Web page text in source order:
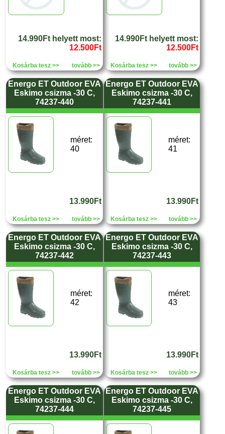
14.990Ft helyett most:
12.500Ft
Kosárba tesz >> tovább >>
14.990Ft helyett most:
12.500Ft
Kosárba tesz >> tovább >>
Energo ET Outdoor EVA
Eskimo csizma -30 C,
74237-440
méret:
40
13.990Ft
Kosárba tesz >> tovább >>
Energo ET Outdoor EVA
Eskimo csizma -30 C,
74237-441
méret:
41
13.990Ft
Kosárba tesz >> tovább >>
Energo ET Outdoor EVA
Eskimo csizma -30 C,
74237-442
méret:
42
13.990Ft
Kosárba tesz >> tovább >>
Energo ET Outdoor EVA
Eskimo csizma -30 C,
74237-443
méret:
43
13.990Ft
Kosárba tesz >> tovább >>
Energo ET Outdoor EVA
Eskimo csizma -30 C,
74237-444
Energo ET Outdoor EVA
Eskimo csizma -30 C,
74237-445